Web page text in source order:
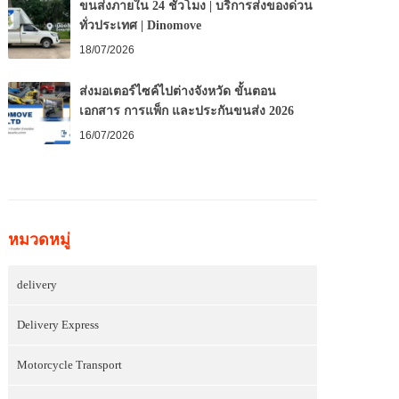
ขนส่งภายใน 24 ชั่วโมง | บริการส่งของด่วน
ทั่วประเทศ | Dinomove
18/07/2026
ส่งมอเตอร์ไซค์ไปต่างจังหวัด ขั้นตอน
เอกสาร การแพ็ก และประกันขนส่ง 2026
16/07/2026
หมวดหมู่
delivery
Delivery Express
Motorcycle Transport